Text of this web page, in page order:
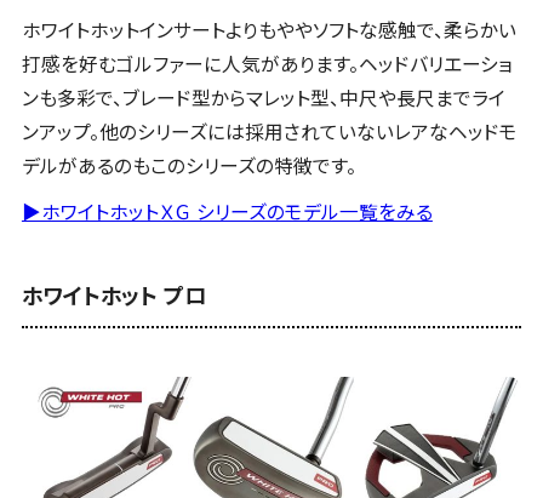
ホワイトホットインサートよりもややソフトな感触で、柔らかい
打感を好むゴルファーに人気があります。ヘッドバリエーショ
ンも多彩で、ブレード型からマレット型、中尺や長尺までライ
ンアップ。他のシリーズには採用されていないレアなヘッドモ
デルがあるのもこのシリーズの特徴です。
▶ホワイトホットＸＧ シリーズのモデル一覧をみる
ホワイトホット プロ